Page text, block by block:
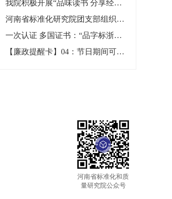
我院积极开展“品味读书 分享经典”读书交流活动
河南省标准化研究院团支部组织开展“爱心粥屋”献爱心志愿服务活动
一次认证 多国证书：“品字标浙江制造”走向“一带一路”
【廉政提醒卡】04：节日期间可以用公款购买礼品进行慰问吗?
河南省标准化和质
量研究院公众号